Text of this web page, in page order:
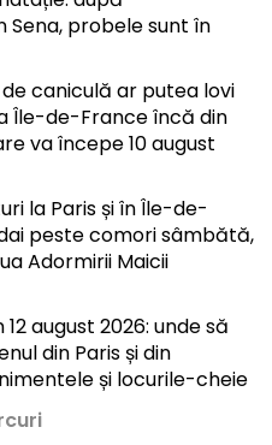
Sena, probele sunt în
caniculă ar putea lovi
Île-de-France încă din
va începe 10 august
la Paris și în Île-de-
peste comori sâmbătă,
Adormirii Maicii
august 2026: unde să
din Paris și din
și locurile-cheie